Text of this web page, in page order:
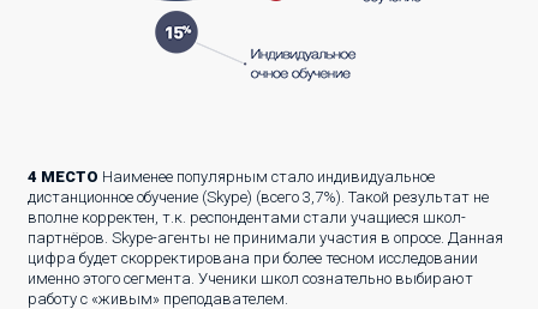
4 МЕСТО Наименее популярным стало индивидуальное
дистанционное обучение (Skype) (всего 3,7%). Такой результат не
вполне корректен, т.к. респондентами стали учащиеся школ-
партнёров. Skype-агенты не принимали участия в опросе. Данная
цифра будет скорректирована при более тесном исследовании
именно этого сегмента. Ученики школ сознательно выбирают
работу с «живым» преподавателем.